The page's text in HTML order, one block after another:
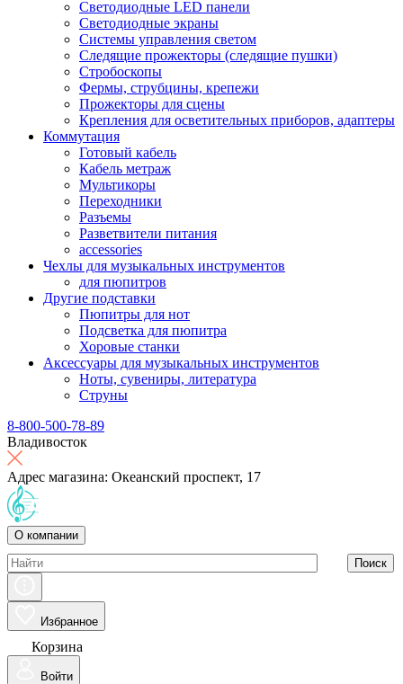
Светодиодные LED панели
Светодиодные экраны
Системы управления светом
Следящие прожекторы (следящие пушки)
Стробоскопы
Фермы, струбцины, крепежи
Прожекторы для сцены
Крепления для осветительных приборов, адаптеры
Коммутация
Готовый кабель
Кабель метраж
Мультикоры
Переходники
Разъемы
Разветвители питания
accessories
Чехлы для музыкальных инструментов
для пюпитров
Другие подставки
Пюпитры для нот
Подсветка для пюпитра
Хоровые станки
Аксессуары для музыкальных инструментов
Ноты, сувениры, литература
Струны
8-800-500-78-89
Владивосток
Адрес магазина: Океанский проспект, 17
О компании
Поиск
Избранное
Корзина
Войти